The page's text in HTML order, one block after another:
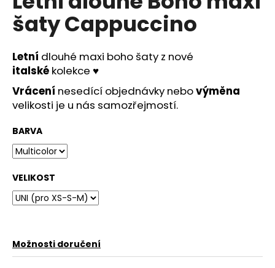
šaty Cappuccino
Letní dlouhé maxi boho šaty z nové
italské kolekce ♥
Vrácení nesedící objednávky nebovýměna
velikosti je u nás samozřejmostí.
BARVA
VELIKOST
Možnosti doručení
u
j
m
e
MINT
SPOLEČENSKÉ
ŠATY
MADELEINE
S
NA
SVATBY
PLESY
490
Kč